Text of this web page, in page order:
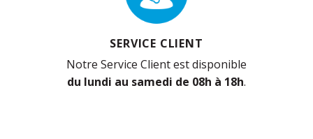
SERVICE CLIENT
Notre Service Client est disponible
du lundi au samedi de 08h à 18h.